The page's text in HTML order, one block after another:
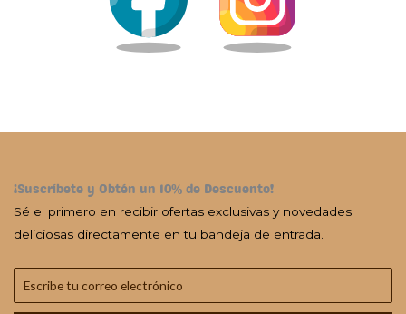
¡Suscríbete y Obtén un 10% de Descuento!
Sé el primero en recibir ofertas exclusivas y novedades
deliciosas directamente en tu bandeja de entrada.